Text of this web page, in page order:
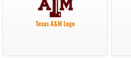
Texas A&M Logo